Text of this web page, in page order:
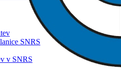
SNRS
v SNRS